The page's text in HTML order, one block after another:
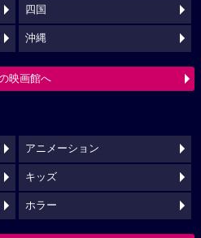
四国
沖縄
映画館へ
アニメーション
キッズ
ホラー